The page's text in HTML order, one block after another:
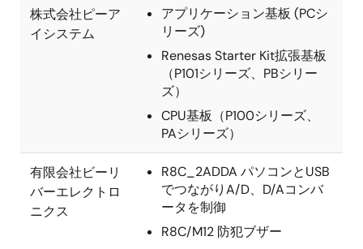
株式会社ピーア
イシステム
アプリケーション基板 (PCシ
リーズ)
Renesas Starter Kit拡張基板
（P101シリーズ、PBシリー
ズ）
CPU基板（P100シリーズ、
PAシリーズ）
有限会社ビーリ
バーエレクトロ
ニクス
R8C_2ADDA パソコンとUSB
でつながりA/D、D/Aコンバ
ータを制御
R8C/M12 防犯ブザー